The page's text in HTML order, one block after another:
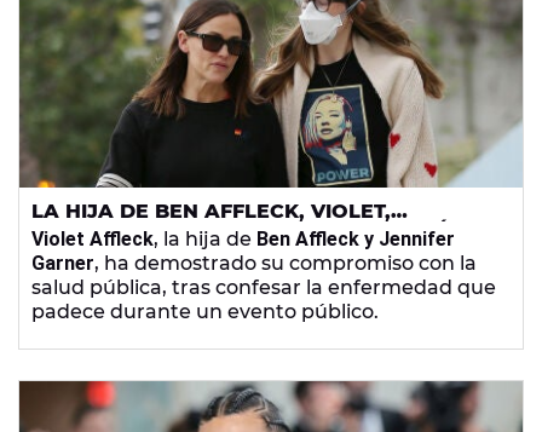
LA HIJA DE BEN AFFLECK, VIOLET,
CONFIESA SU ENFERMEDAD Y POR QUÉ
SIEMPRE LLEVA MASCARILLA
Violet Affleck, la hija de Ben Affleck y Jennifer
Garner, ha demostrado su compromiso con la
salud pública, tras confesar la enfermedad que
padece durante un evento público.